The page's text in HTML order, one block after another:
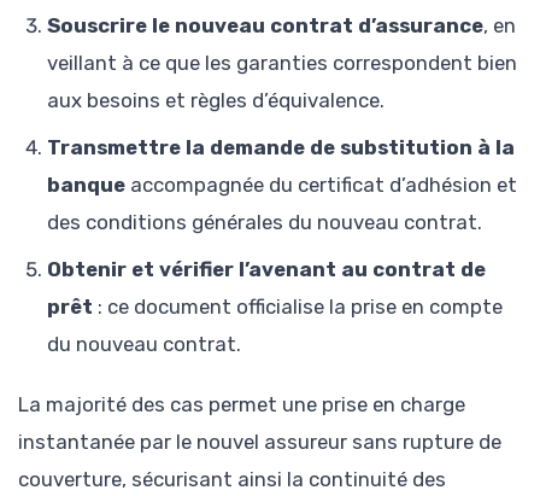
Souscrire le nouveau contrat d’assurance, en
veillant à ce que les garanties correspondent bien
aux besoins et règles d’équivalence.
Transmettre la demande de substitution à la
banque accompagnée du certificat d’adhésion et
des conditions générales du nouveau contrat.
Obtenir et vérifier l’avenant au contrat de
prêt : ce document officialise la prise en compte
du nouveau contrat.
La majorité des cas permet une prise en charge
instantanée par le nouvel assureur sans rupture de
couverture, sécurisant ainsi la continuité des